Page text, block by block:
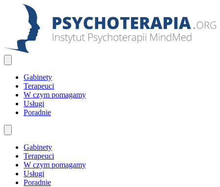
Gabinety
Terapeuci
W czym pomagamy
Usługi
Poradnie
Gabinety
Terapeuci
W czym pomagamy
Usługi
Poradnie